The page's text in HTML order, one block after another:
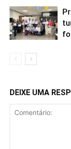
DEIXE UMA